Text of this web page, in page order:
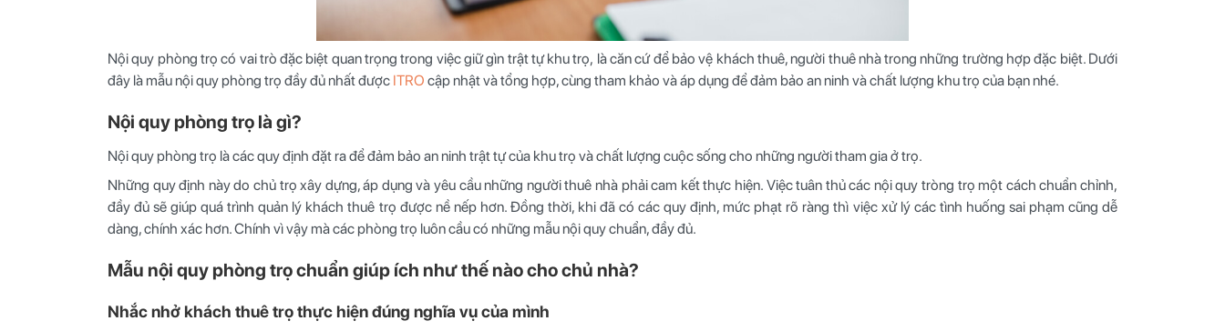
Nội quy phòng trọ có vai trò đặc biệt quan trọng trong việc giữ gìn trật tự khu trọ, là căn cứ để bảo vệ khách thuê, người thuê nhà trong những trường hợp đặc biệt. Dưới
đây là mẫu nội quy phòng trọ đầy đủ nhất được ITRO cập nhật và tổng hợp, cùng tham khảo và áp dụng để đảm bảo an ninh và chất lượng khu trọ của bạn nhé.
Nội quy phòng trọ là gì?
Nội quy phòng trọ là các quy định đặt ra để đảm bảo an ninh trật tự của khu trọ và chất lượng cuộc sống cho những người tham gia ở trọ.
Những quy định này do chủ trọ xây dựng, áp dụng và yêu cầu những người thuê nhà phải cam kết thực hiện. Việc tuân thủ các nội quy tròng trọ một cách chuẩn chỉnh,
đầy đủ sẽ giúp quá trình quản lý khách thuê trọ được nề nếp hơn. Đồng thời, khi đã có các quy định, mức phạt rõ ràng thì việc xử lý các tình huống sai phạm cũng dễ
dàng, chính xác hơn. Chính vì vậy mà các phòng trọ luôn cầu có những mẫu nội quy chuẩn, đầy đủ.
Mẫu nội quy phòng trọ chuẩn giúp ích như thế nào cho chủ nhà?
Nhắc nhở khách thuê trọ thực hiện đúng nghĩa vụ của mình